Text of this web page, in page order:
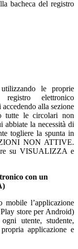
bacheca del registro
le proprie
elettronico
alla sezione
tutte le circolari non
abbiate la necessità di
togliere la spunta in
NON ATTIVE.
su VISUALIZZA e
con un
mobile l’applicazione
store per Android)
utente, studente,
applicazione e